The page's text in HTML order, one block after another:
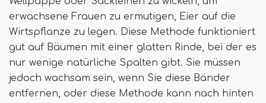
erwachsene Frauen zu ermutigen, Eier auf die
Wirtspflanze zu legen. Diese Methode funktioniert
gut auf Bäumen mit einer glatten Rinde, bei der es
nur wenige natürliche Spalten gibt. Sie müssen
jedoch wachsam sein, wenn Sie diese Bänder
entfernen, oder diese Methode kann nach hinten